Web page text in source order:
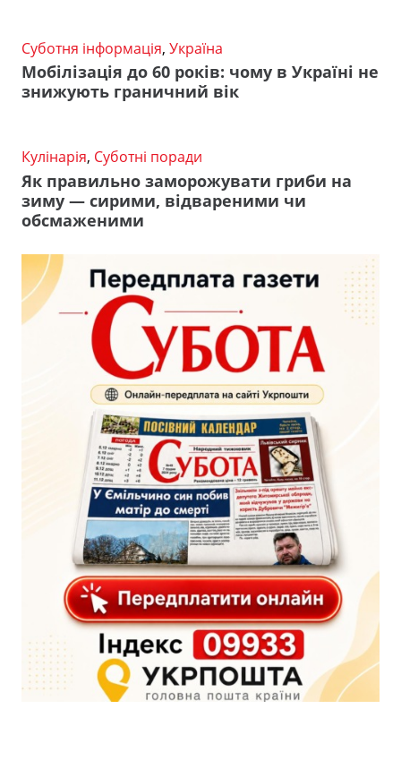
Суботня інформація, Україна
Мобілізація до 60 років: чому в Україні не
знижують граничний вік
Кулінарія, Суботні поради
Як правильно заморожувати гриби на
зиму — сирими, відвареними чи
обсмаженими